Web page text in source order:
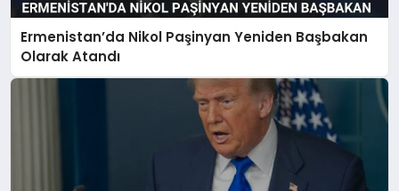
Ermenistan’da Nikol Paşinyan Yeniden Başbakan
Olarak Atandı